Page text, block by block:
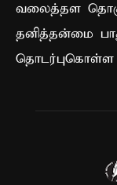
வலைத்தள
தனித்தன்மை
தொடர்புகொள்ள